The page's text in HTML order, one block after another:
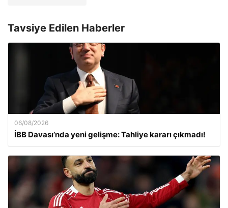
Tavsiye Edilen Haberler
06/08/2026
İBB Davası’nda yeni gelişme: Tahliye kararı çıkmadı!